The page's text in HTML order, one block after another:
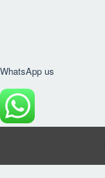
WhatsApp us